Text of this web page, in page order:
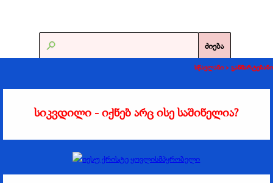
ძიება
სწავლანი > განმარტებანი
სიკვდილი - იქნებ არც ისე საშინელია?